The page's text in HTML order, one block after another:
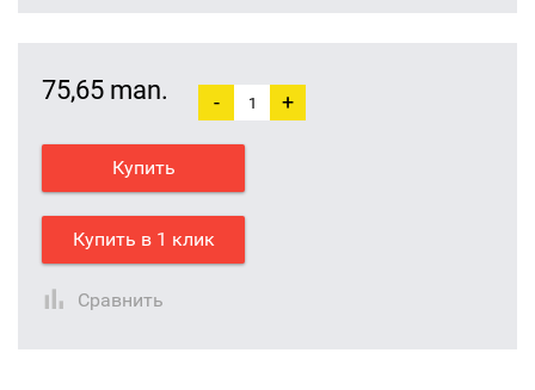
75,65 man. - +
Купить
Купить в 1 клик
Сравнить